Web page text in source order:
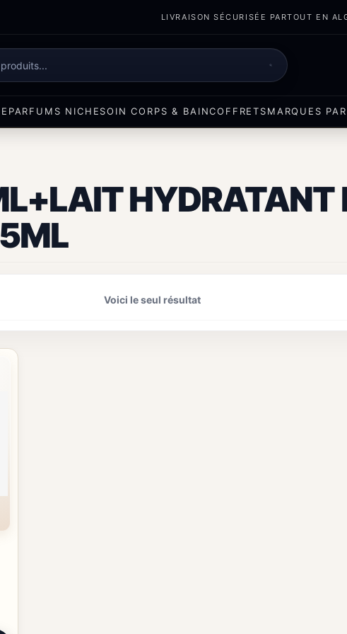
LIVRAISON SÉCURISÉE PARTOUT EN
PARFUMS NICHESOIN CORPS & BAINCOFFRETSMARQUES
HYDRATANT
Voici le seul résultat